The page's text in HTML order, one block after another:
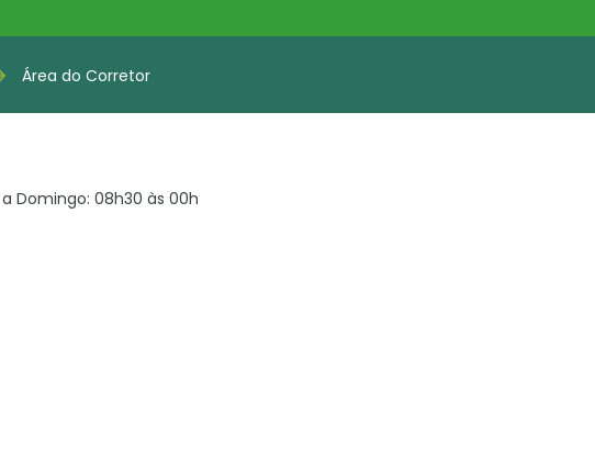
Área do Corretor
Domingo: 08h30 às 00h